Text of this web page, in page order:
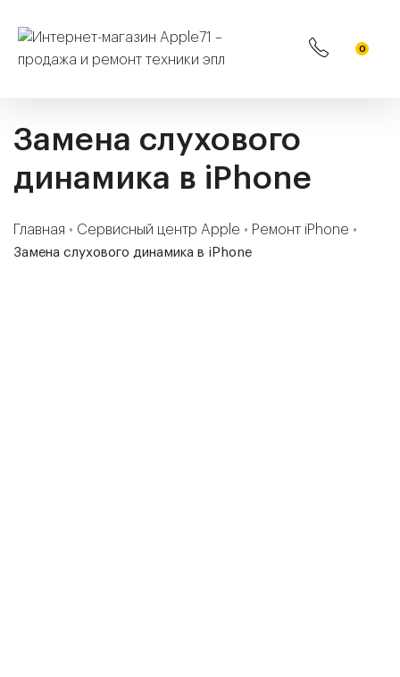
0
Замена слухового
динамика в iPhone
Главная • Сервисный центр Apple • Ремонт iPhone •
Замена слухового динамика в iPhone